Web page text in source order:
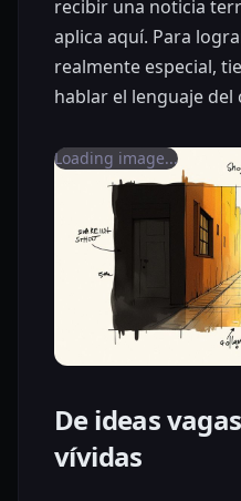
recibir una noticia
aplica aquí. Para
realmente especial,
hablar el lenguaje del
Loading image...
De ideas
vívidas